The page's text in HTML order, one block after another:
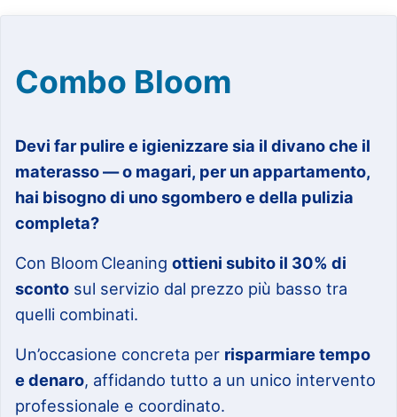
Combo Bloom
Devi far pulire e igienizzare sia il divano che il
materasso — o magari, per un appartamento,
hai bisogno di uno sgombero e della pulizia
completa?
Con Bloom Cleaningottieni subito il 30% di
sconto sul servizio dal prezzo più basso tra
quelli combinati.
Un’occasione concreta per risparmiare tempo
e denaro, affidando tutto a un unico intervento
professionale e coordinato.